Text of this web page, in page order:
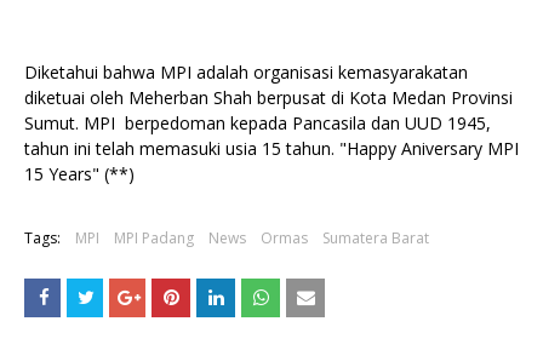
Diketahui bahwa MPI adalah organisasi kemasyarakatan
diketuai oleh Meherban Shah berpusat di Kota Medan Provinsi
Sumut. MPI berpedoman kepada Pancasila dan UUD 1945,
tahun ini telah memasuki usia 15 tahun. "Happy Aniversary MPI
15 Years" (**)
Tags: MPI MPI Padang News Ormas Sumatera Barat